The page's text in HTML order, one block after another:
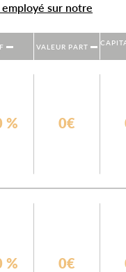
sur notre
VALEUR PART
% 0€
% 0€